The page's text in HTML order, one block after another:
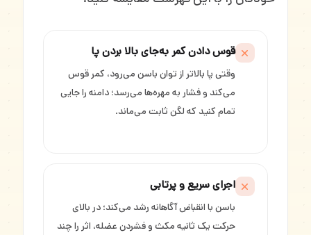
قوس دادن کمر به‌جای بالا بردن پا
وقتی پا بالاتر از توان باسن می‌رود، کمر قوس
می‌کند و فشار به مهره‌ها می‌رسد؛ دامنه را جایی
تمام کنید که لگن ثابت می‌ماند.
اجرای سریع و پرتابی
باسن با انقباض آگاهانه رشد می‌کند؛ در بالای
حرکت یک ثانیه مکث و فشردن عضله، اثر را چند